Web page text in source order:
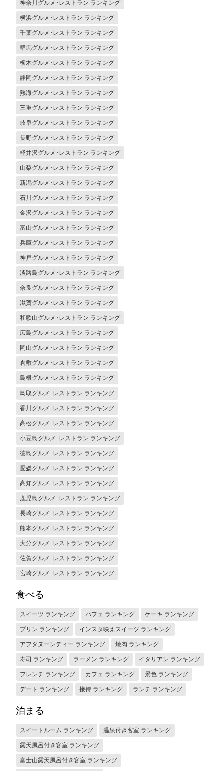
神奈川グルメ･レストラン ランキング
横浜グルメ･レストラン ランキング
千葉グルメ･レストラン ランキング
群馬グルメ･レストラン ランキング
栃木グルメ･レストラン ランキング
静岡グルメ･レストラン ランキング
熱海グルメ･レストラン ランキング
三重グルメ･レストラン ランキング
岐阜グルメ･レストラン ランキング
長野グルメ･レストラン ランキング
軽井沢グルメ･レストラン ランキング
山梨グルメ･レストラン ランキング
新潟グルメ･レストラン ランキング
石川グルメ･レストラン ランキング
金沢グルメ･レストラン ランキング
富山グルメ･レストラン ランキング
兵庫グルメ･レストラン ランキング
神戸グルメ･レストラン ランキング
淡路島グルメ･レストラン ランキング
奈良グルメ･レストラン ランキング
滋賀グルメ･レストラン ランキング
和歌山グルメ･レストラン ランキング
広島グルメ･レストラン ランキング
岡山グルメ･レストラン ランキング
倉敷グルメ･レストラン ランキング
島根グルメ･レストラン ランキング
鳥取グルメ･レストラン ランキング
香川グルメ･レストラン ランキング
高松グルメ･レストラン ランキング
小豆島グルメ･レストラン ランキング
徳島グルメ･レストラン ランキング
愛媛グルメ･レストラン ランキング
高知グルメ･レストラン ランキング
鹿児島グルメ･レストラン ランキング
長崎グルメ･レストラン ランキング
熊本グルメ･レストラン ランキング
大分グルメ･レストラン ランキング
佐賀グルメ･レストラン ランキング
宮崎グルメ･レストラン ランキング
食べる
スイーツ ランキング パフェ ランキング ケーキ ランキング
プリン ランキング インスタ映えスイーツ ランキング
アフタヌーンティー ランキング 焼肉 ランキング
寿司 ランキング ラーメン ランキング イタリアン ランキング
フレンチ ランキング カフェ ランキング 景色 ランキング
デート ランキング 接待 ランキング ランチ ランキング
泊まる
スイートルーム ランキング 温泉付き客室 ランキング
露天風呂付き客室 ランキング
富士山露天風呂付き客室 ランキング